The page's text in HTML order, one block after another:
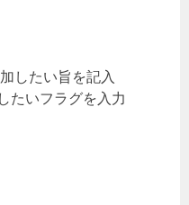
したい旨を記入
たいフラグを入力